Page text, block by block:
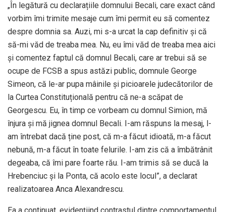
„În legătură cu declarațiile domnului Becali, care exact când
vorbim îmi trimite mesaje cum îmi permit eu să comentez
despre domnia sa. Auzi, mi s-a urcat la cap definitiv și că
să-mi văd de treaba mea. Nu, eu îmi văd de treaba mea aici
și comentez faptul că domnul Becali, care ar trebui să se
ocupe de FCSB a spus astăzi public, domnule George
Simeon, că le-ar pupa mâinile și picioarele judecătorilor de
la Curtea Constituțională pentru că ne-a scăpat de
Georgescu. Eu, în timp ce vorbeam cu domnul Simion, mă
înjura și mă jignea domnul Becali. I-am răspuns la mesaj, l-
am întrebat dacă ține post, că m-a făcut idioată, m-a făcut
nebună, m-a făcut în toate felurile. I-am zis că a îmbătrânit
degeaba, că îmi pare foarte rău. I-am trimis să se ducă la
Hrebenciuc și la Ponta, că acolo este locul”, a declarat
realizatoarea Anca Alexandrescu.